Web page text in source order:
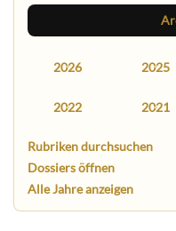
2026 2025
2022 2021
Rubriken durchsuchen
Dossiers öffnen
Alle Jahre anzeigen